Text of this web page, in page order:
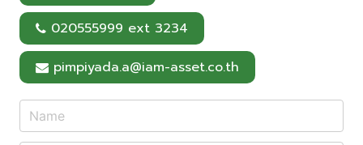
020555999 ext 3234
pimpiyada.a@iam-asset.co.th